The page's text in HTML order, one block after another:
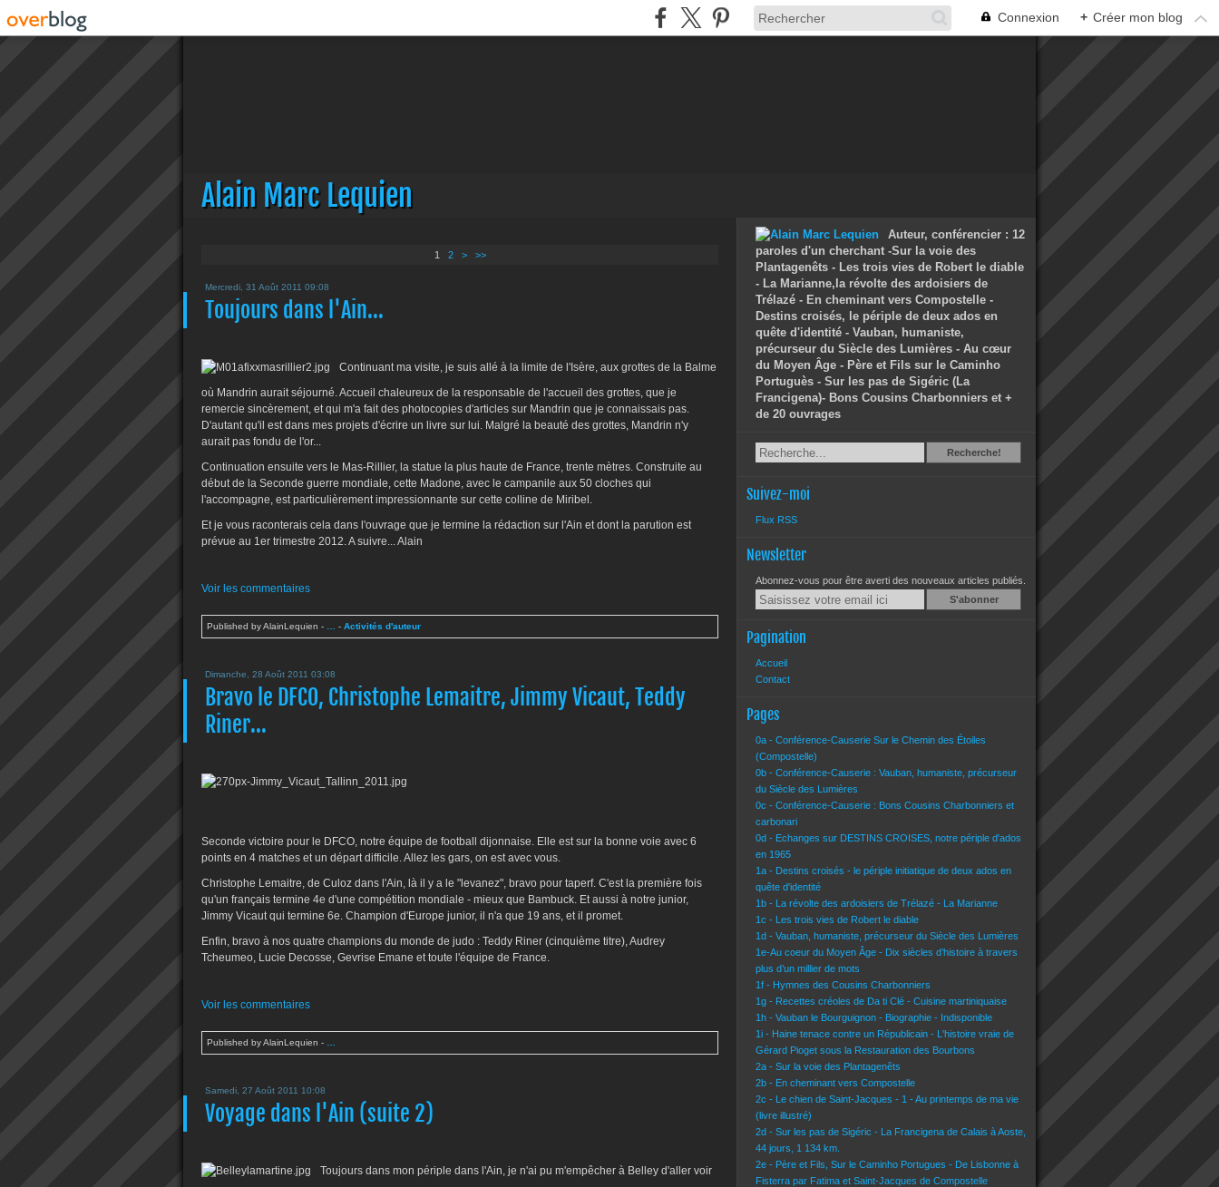
Connexion + Créer mon blog
Alain Marc Lequien
1 2 > >>
Mercredi, 31 Août 2011 09:08
Toujours dans l'Ain...
Continuant ma visite, je suis allé à la limite de l'Isère, aux grottes de la Balme
où Mandrin aurait séjourné. Accueil chaleureux de la responsable de l'accueil des grottes, que je
remercie sincèrement, et qui m'a fait des photocopies d'articles sur Mandrin que je connaissais pas.
D'autant qu'il est dans mes projets d'écrire un livre sur lui. Malgré la beauté des grottes, Mandrin n'y
aurait pas fondu de l'or...
Continuation ensuite vers le Mas-Rillier, la statue la plus haute de France, trente mètres. Construite au
début de la Seconde guerre mondiale, cette Madone, avec le campanile aux 50 cloches qui
l'accompagne, est particulièrement impressionnante sur cette colline de Miribel.
Et je vous raconterais cela dans l'ouvrage que je termine la rédaction sur l'Ain et dont la parution est
prévue au 1er trimestre 2012. A suivre... Alain
Voir les commentaires
Published by AlainLequien - - Activités d'auteur
Dimanche, 28 Août 2011 03:08
Bravo le DFCO, Christophe Lemaitre, Jimmy Vicaut, Teddy
Riner...
Seconde victoire pour le DFCO, notre équipe de football dijonnaise. Elle est sur la bonne voie avec 6
points en 4 matches et un départ difficile. Allez les gars, on est avec vous.
Christophe Lemaitre, de Culoz dans l'Ain, là il y a le "levanez", bravo pour taperf. C'est la première fois
qu'un français termine 4e d'une compétition mondiale - mieux que Bambuck. Et aussi à notre junior,
Jimmy Vicaut qui termine 6e. Champion d'Europe junior, il n'a que 19 ans, et il promet.
Enfin, bravo à nos quatre champions du monde de judo : Teddy Riner (cinquième titre), Audrey
Tcheumeo, Lucie Decosse, Gevrise Emane et toute l'équipe de France.
Voir les commentaires
Published by AlainLequien -
Samedi, 27 Août 2011 10:08
Voyage dans l'Ain (suite 2)
Toujours dans mon périple dans l'Ain, je n'ai pu m'empêcher à Belley d'aller voir
Auteur, conférencier : 12
paroles d'un cherchant -Sur la voie des
Plantagenêts - Les trois vies de Robert le diable
- La Marianne,la révolte des ardoisiers de
Trélazé - En cheminant vers Compostelle -
Destins croisés, le périple de deux ados en
quête d'identité - Vauban, humaniste,
précurseur du Siècle des Lumières - Au cœur
du Moyen Âge - Père et Fils sur le Caminho
Portuguès - Sur les pas de Sigéric (La
Francigena)- Bons Cousins Charbonniers et +
de 20 ouvrages
RechercheRecherche!
Suivez-moi
Flux RSS
Newsletter
Abonnez-vous pour être averti des nouveaux articles publiés.
Email
Pagination
Accueil
Contact
Pages
0a - Conférence-Causerie Sur le Chemin des Étoiles
(Compostelle)
0b - Conférence-Causerie : Vauban, humaniste, précurseur
du Siècle des Lumières
0c - Conférence-Causerie : Bons Cousins Charbonniers et
carbonari
0d - Echanges sur DESTINS CROISES, notre périple d'ados
en 1965
1a - Destins croisés - le périple initiatique de deux ados en
quête d'identité
1b - La révolte des ardoisiers de Trélazé - La Marianne
1c - Les trois vies de Robert le diable
1d - Vauban, humaniste, précurseur du Siècle des Lumières
1e-Au coeur du Moyen Âge - Dix siècles d’histoire à travers
plus d’un millier de mots
1f - Hymnes des Cousins Charbonniers
1g - Recettes créoles de Da ti Clé - Cuisine martiniquaise
1h - Vauban le Bourguignon - Biographie - Indisponible
1i - Haine tenace contre un Républicain - L'histoire vraie de
Gérard Pioget sous la Restauration des Bourbons
2a - Sur la voie des Plantagenêts
2b - En cheminant vers Compostelle
2c - Le chien de Saint-Jacques - 1 - Au printemps de ma vie
(livre illustré)
2d - Sur les pas de Sigéric - La Francigena de Calais à Aoste,
44 jours, 1 134 km.
2e - Père et Fils, Sur le Caminho Portugues - De Lisbonne à
Fisterra par Fatima et Saint-Jacques de Compostelle